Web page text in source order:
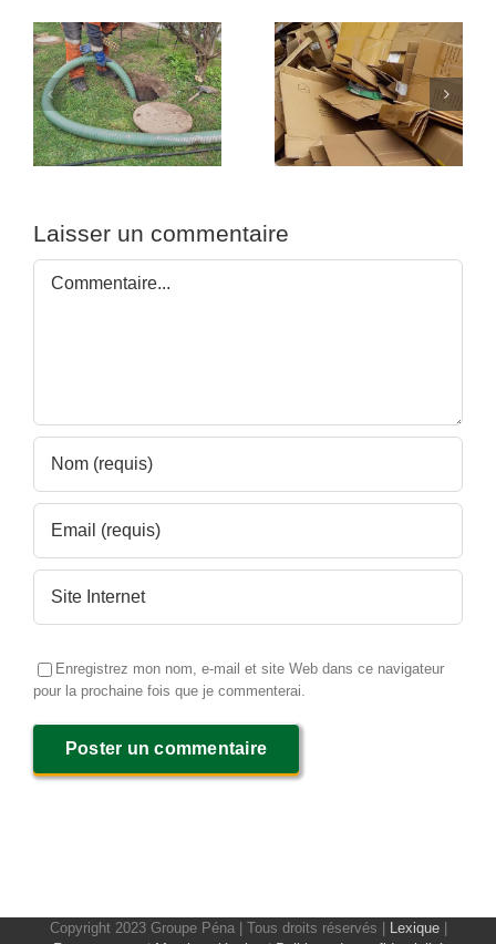
Recyclage des
emballages carton
Rachat de métaux
pour les
professionnels
Laisser un commentaire
Enregistrez mon nom, e-mail et site Web dans ce navigateur
pour la prochaine fois que je commenterai.
Copyright 2023 Groupe Péna | Tous droits réservés | Lexique|